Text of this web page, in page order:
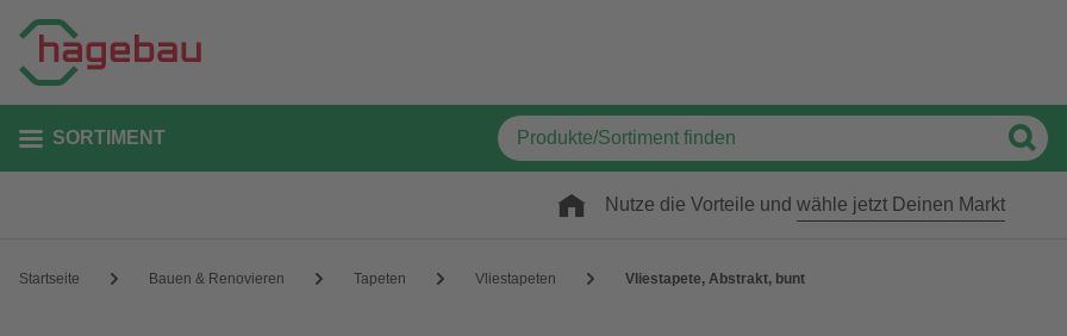
SORTIMENT
Nutze die Vorteile und wähle jetzt Deinen Markt
Startseite Bauen & Renovieren Tapeten Vliestapeten Vliestapete, Abstrakt, bunt